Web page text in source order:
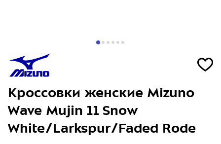
Кроссовки женские Mizuno
Wave Mujin 11 Snow
White/Larkspur/Faded Rode